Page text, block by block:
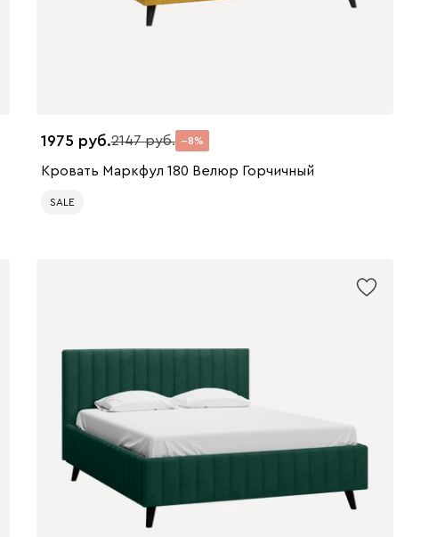
1975 2147 8
Кровать Маркфул 180 Велюр Горчичный
SALE